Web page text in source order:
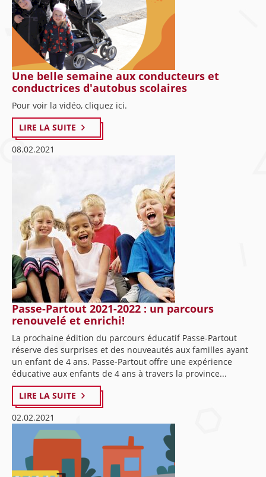
Une belle semaine aux conducteurs et
conductrices d'autobus scolaires
Pour voir la vidéo, cliquez ici.
LIRE LA SUITE
08.02.2021
Passe-Partout 2021-2022 : un parcours
renouvelé et enrichi!
La prochaine édition du parcours éducatif Passe-Partout
réserve des surprises et des nouveautés aux familles ayant
un enfant de 4 ans. Passe-Partout offre une expérience
éducative aux enfants de 4 ans à travers la province...
LIRE LA SUITE
02.02.2021